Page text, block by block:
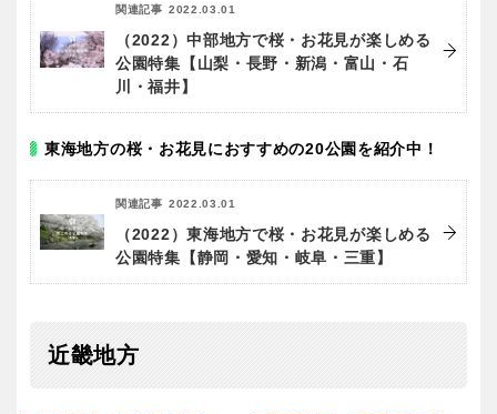
関連記事 2022.03.01
（2022）中部地方で桜・お花見が楽しめる
公園特集【山梨・長野・新潟・富山・石
川・福井】
東海地方の桜・お花見におすすめの20公園を紹介中！
関連記事 2022.03.01
（2022）東海地方で桜・お花見が楽しめる
公園特集【静岡・愛知・岐阜・三重】
近畿地方